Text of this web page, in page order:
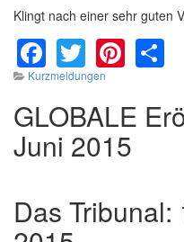
Klingt nach einer sehr guten
Facebook
Twitter
Kurzmeldungen
GLOBALE
Juni 2015
Das